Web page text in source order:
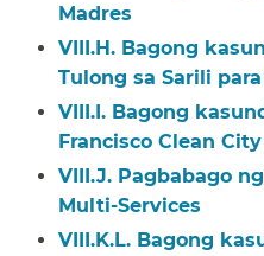
Madres​​
VIII.H. Bagong
Tulong sa Sarili
VIII.I. Bagong
Francisco Clean
VIII.J. Pagbabago
Multi-Services​​
VIII.K.L. Bagong